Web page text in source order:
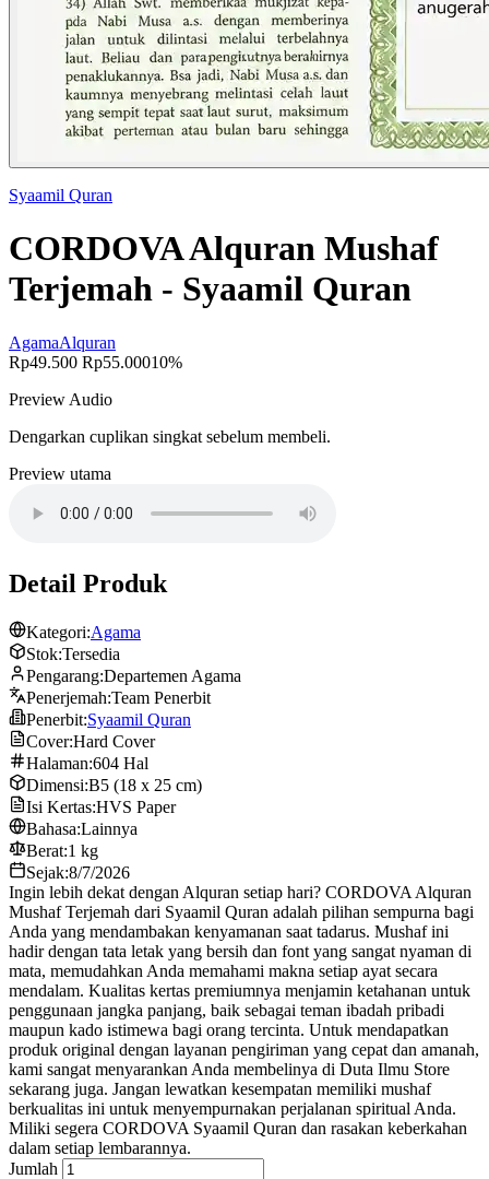
Syaamil Quran
CORDOVA Alquran Mushaf
Terjemah - Syaamil Quran
AgamaAlquran
Rp49.500 Rp55.00010%
Preview Audio
Dengarkan cuplikan singkat sebelum membeli.
Preview utama
Detail Produk
Kategori:Agama
Stok:Tersedia
Pengarang:Departemen Agama
Penerjemah:Team Penerbit
Penerbit:Syaamil Quran
Cover:Hard Cover
Halaman:604 Hal
Dimensi:B5 (18 x 25 cm)
Isi Kertas:HVS Paper
Bahasa:Lainnya
Berat:1 kg
Sejak:8/7/2026
Ingin lebih dekat dengan Alquran setiap hari? CORDOVA Alquran
Mushaf Terjemah dari Syaamil Quran adalah pilihan sempurna bagi
Anda yang mendambakan kenyamanan saat tadarus. Mushaf ini
hadir dengan tata letak yang bersih dan font yang sangat nyaman di
mata, memudahkan Anda memahami makna setiap ayat secara
mendalam. Kualitas kertas premiumnya menjamin ketahanan untuk
penggunaan jangka panjang, baik sebagai teman ibadah pribadi
maupun kado istimewa bagi orang tercinta. Untuk mendapatkan
produk original dengan layanan pengiriman yang cepat dan amanah,
kami sangat menyarankan Anda membelinya di Duta Ilmu Store
sekarang juga. Jangan lewatkan kesempatan memiliki mushaf
berkualitas ini untuk menyempurnakan perjalanan spiritual Anda.
Miliki segera CORDOVA Syaamil Quran dan rasakan keberkahan
dalam setiap lembarannya.
Jumlah